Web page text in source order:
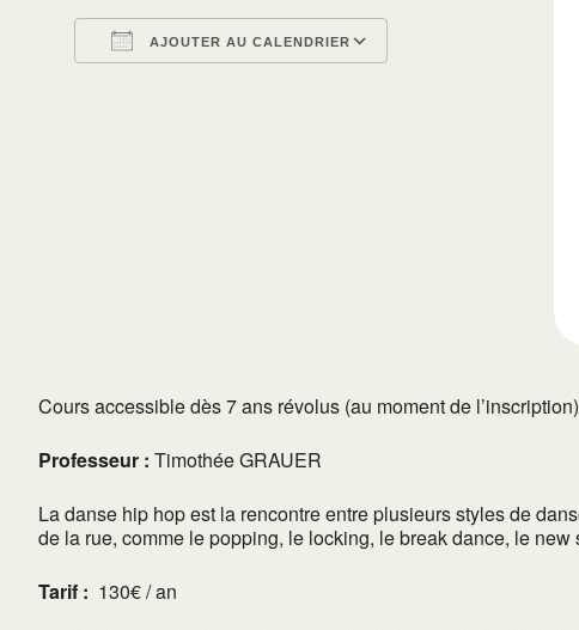
AJOUTER AU CALENDRIER
Cours accessible dès 7 ans révolus (au moment de
Professeur : Timothée GRAUER
La danse hip hop est la rencontre entre plusieurs styles de
de la rue, comme le popping, le locking, le break dance, le
Tarif : 130€ / an